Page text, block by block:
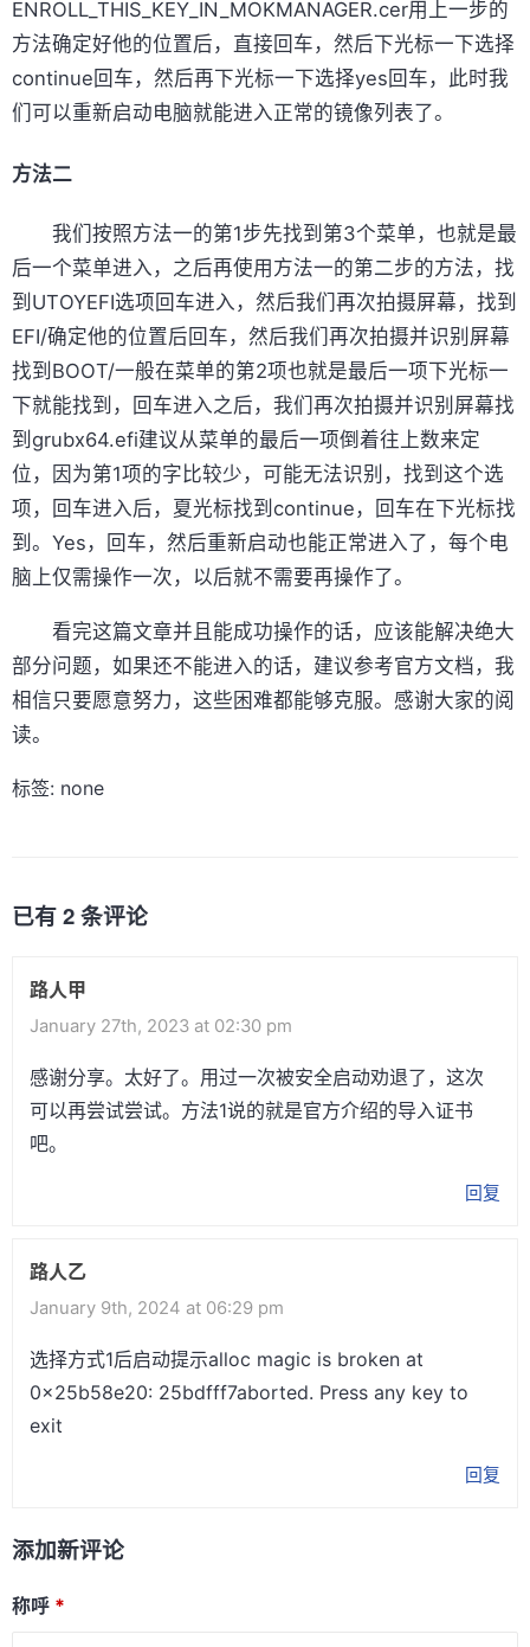
ENROLL_THIS_KEY_IN_MOKMANAGER.cer用上一步的
方法确定好他的位置后，直接回车，然后下光标一下选择
continue回车，然后再下光标一下选择yes回车，此时我
们可以重新启动电脑就能进入正常的镜像列表了。
方法二
我们按照方法一的第1步先找到第3个菜单，也就是最
后一个菜单进入，之后再使用方法一的第二步的方法，找
到UTOYEFI选项回车进入，然后我们再次拍摄屏幕，找到
EFI/确定他的位置后回车，然后我们再次拍摄并识别屏幕
找到BOOT/一般在菜单的第2项也就是最后一项下光标一
下就能找到，回车进入之后，我们再次拍摄并识别屏幕找
到grubx64.efi建议从菜单的最后一项倒着往上数来定
位，因为第1项的字比较少，可能无法识别，找到这个选
项，回车进入后，夏光标找到continue，回车在下光标找
到。Yes，回车，然后重新启动也能正常进入了，每个电
脑上仅需操作一次，以后就不需要再操作了。
看完这篇文章并且能成功操作的话，应该能解决绝大
部分问题，如果还不能进入的话，建议参考官方文档，我
相信只要愿意努力，这些困难都能够克服。感谢大家的阅
读。
标签: none
已有 2 条评论
路人甲
January 27th, 2023 at 02:30 pm
感谢分享。太好了。用过一次被安全启动劝退了，这次
可以再尝试尝试。方法1说的就是官方介绍的导入证书
吧。
回复
路人乙
January 9th, 2024 at 06:29 pm
选择方式1后启动提示alloc magic is broken at
0x25b58e20: 25bdfff7aborted. Press any key to
exit
回复
添加新评论
称呼